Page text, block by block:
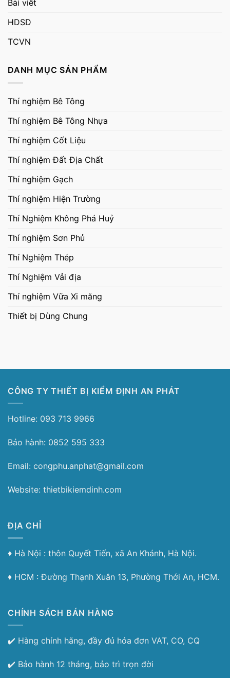
Bài viết
HDSD
TCVN
DANH MỤC SẢN PHẨM
Thí nghiệm Bê Tông
Thí nghiệm Bê Tông Nhựa
Thí nghiệm Cốt Liệu
Thí nghiệm Đất Địa Chất
Thí nghiệm Gạch
Thí nghiệm Hiện Trường
Thí Nghiệm Không Phá Huỷ
Thí nghiệm Sơn Phủ
Thí Nghiệm Thép
Thí Nghiệm Vải địa
Thí nghiệm Vữa Xi măng
Thiết bị Dùng Chung
CÔNG TY THIẾT BỊ KIỂM ĐỊNH AN PHÁT
Hotline: 093 713 9966
Bảo hành: 0852 595 333
Email: congphu.anphat@gmail.com
Website: thietbikiemdinh.com
ĐỊA CHỈ
♦︎ Hà Nội : thôn Quyết Tiến, xã An Khánh, Hà Nội.
♦︎ HCM : Đường Thạnh Xuân 13, Phường Thới An, HCM.
CHÍNH SÁCH BÁN HÀNG
✔️ Hàng chính hãng, đầy đủ hóa đơn VAT, CO, CQ
✔️ Bảo hành 12 tháng, bảo trì trọn đời